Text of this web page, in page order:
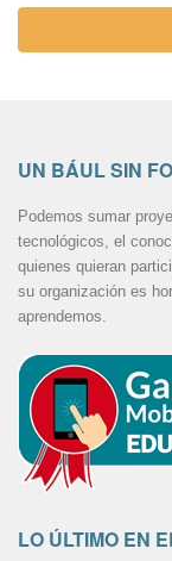
UN BÁUL SIN
Podemos sumar
tecnológicos, el
quienes quieran
su organización es
aprendemos.
LO ÚLTIMO EN